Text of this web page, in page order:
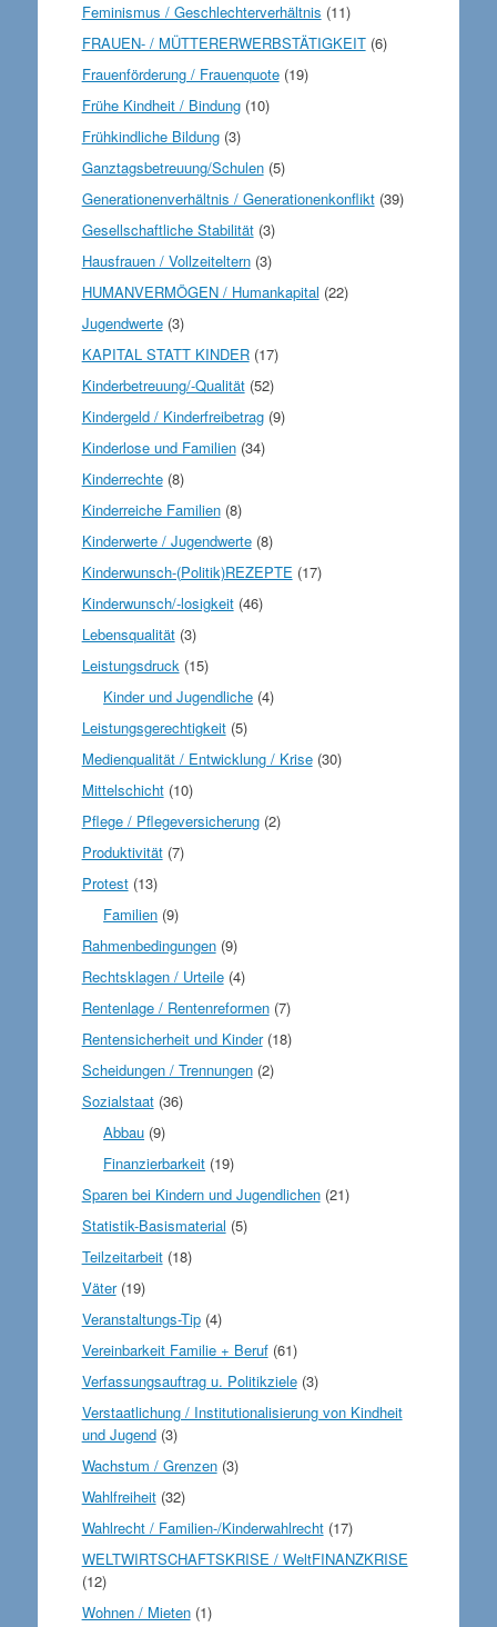
Feminismus / Geschlechterverhältnis (11)
FRAUEN- / MÜTTERERWERBSTÄTIGKEIT(6)
Frauenförderung / Frauenquote(19)
Frühe Kindheit / Bindung(10)
Frühkindliche Bildung(3)
Ganztagsbetreuung/Schulen(5)
Generationenverhältnis / Generationenkonflikt(39)
Gesellschaftliche Stabilität(3)
Hausfrauen / Vollzeiteltern(3)
HUMANVERMÖGEN / Humankapital (22)
Jugendwerte(3)
KAPITAL STATT KINDER(17)
Kinderbetreuung/-Qualität(52)
Kindergeld / Kinderfreibetrag(9)
Kinderlose und Familien(34)
Kinderrechte(8)
Kinderreiche Familien(8)
Kinderwerte / Jugendwerte(8)
Kinderwunsch-(Politik)REZEPTE (17)
Kinderwunsch/-losigkeit(46)
Lebensqualität(3)
Leistungsdruck(15)
Kinder und Jugendliche (4)
Leistungsgerechtigkeit(5)
Medienqualität / Entwicklung / Krise(30)
Mittelschicht(10)
Pflege / Pflegeversicherung(2)
Produktivität(7)
Protest(13)
Familien (9)
Rahmenbedingungen(9)
Rechtsklagen / Urteile(4)
Rentenlage / Rentenreformen(7)
Rentensicherheit und Kinder(18)
Scheidungen / Trennungen(2)
Sozialstaat(36)
Abbau (9)
Finanzierbarkeit (19)
Sparen bei Kindern und Jugendlichen(21)
Statistik-Basismaterial (5)
Teilzeitarbeit(18)
Väter(19)
Veranstaltungs-Tip(4)
Vereinbarkeit Familie + Beruf(61)
Verfassungsauftrag u. Politikziele(3)
Verstaatlichung / Institutionalisierung von Kindheit
und Jugend(3)
Wachstum / Grenzen(3)
Wahlfreiheit(32)
Wahlrecht / Familien-/Kinderwahlrecht(17)
WELTWIRTSCHAFTSKRISE / WeltFINANZKRISE
(12)
Wohnen / Mieten(1)